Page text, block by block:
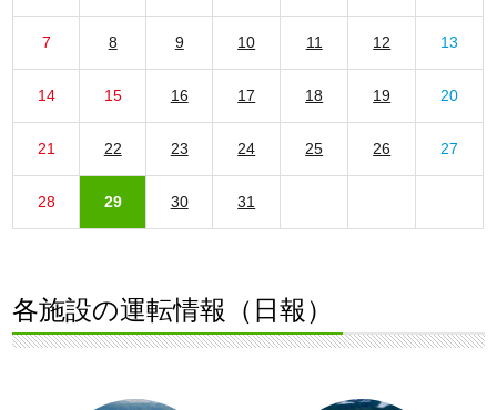
7 8 9 10 11 12 13
14 15 16 17 18 19 20
21 22 23 24 25 26 27
28 29 30 31
各施設の運転情報（日報）